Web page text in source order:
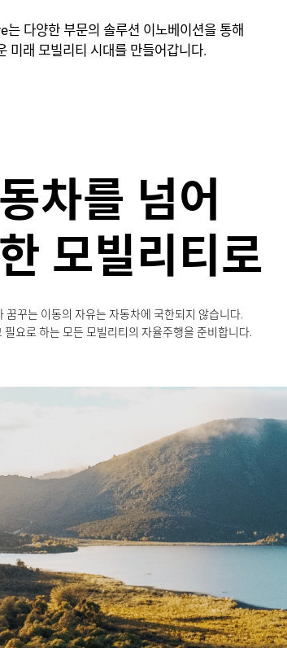
다양한 부문의 솔루션 이노베이션을 통해
미래 모빌리티 시대를 만들어갑니다.
차를 넘어
모빌리티로
꿈꾸는 이동의 자유는 자동차에 국한되지 않습니다.
필요로 하는 모든 모빌리티의 자율주행을 준비합니다.